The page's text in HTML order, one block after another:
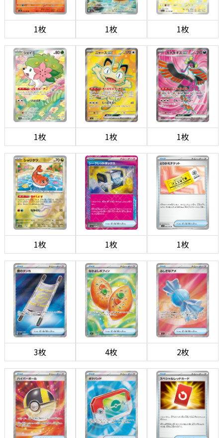
1枚 1枚 1枚
1枚 1枚 1枚
1枚 1枚 1枚
3枚 4枚 2枚